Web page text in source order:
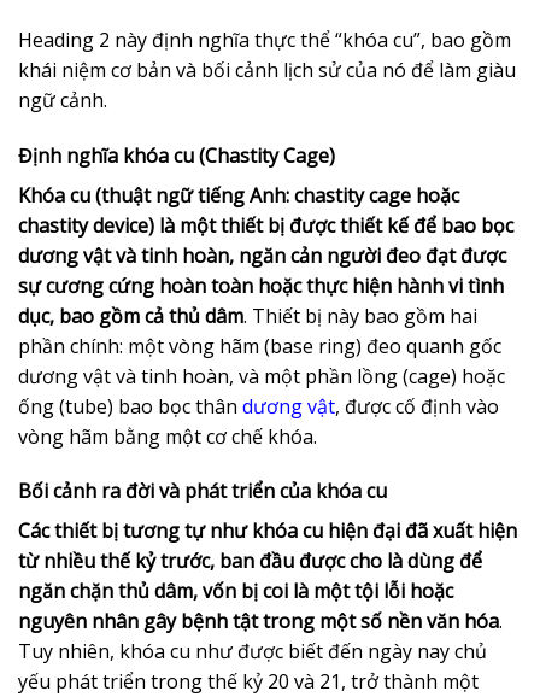
Heading 2 này định nghĩa thực thể “khóa cu”, bao gồm
khái niệm cơ bản và bối cảnh lịch sử của nó để làm giàu
ngữ cảnh.
Định nghĩa khóa cu (Chastity Cage)
Khóa cu (thuật ngữ tiếng Anh: chastity cage hoặc
chastity device) là một thiết bị được thiết kế để bao bọc
dương vật và tinh hoàn, ngăn cản người đeo đạt được
sự cương cứng hoàn toàn hoặc thực hiện hành vi tình
dục, bao gồm cả thủ dâm. Thiết bị này bao gồm hai
phần chính: một vòng hãm (base ring) đeo quanh gốc
dương vật và tinh hoàn, và một phần lồng (cage) hoặc
ống (tube) bao bọc thân dương vật, được cố định vào
vòng hãm bằng một cơ chế khóa.
Bối cảnh ra đời và phát triển của khóa cu
Các thiết bị tương tự như khóa cu hiện đại đã xuất hiện
từ nhiều thế kỷ trước, ban đầu được cho là dùng để
ngăn chặn thủ dâm, vốn bị coi là một tội lỗi hoặc
nguyên nhân gây bệnh tật trong một số nền văn hóa.
Tuy nhiên, khóa cu như được biết đến ngày nay chủ
yếu phát triển trong thế kỷ 20 và 21, trở thành một